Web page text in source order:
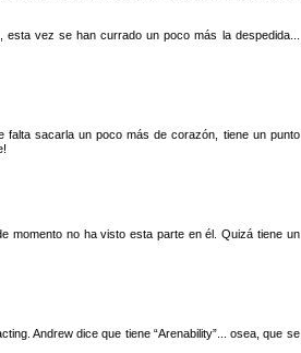
vez se han currado un poco más la despedida...
sacarla un poco más de corazón, tiene un punto
momento no ha visto esta parte en él. Quizá tiene un
Andrew dice que tiene “Arenability”... osea, que se